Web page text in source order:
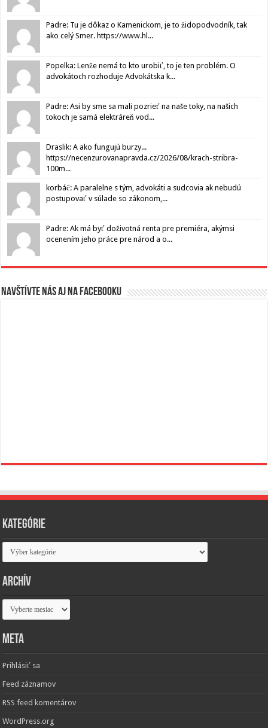
Padre: Tu je dôkaz o Kamenickom, je to židopodvodník, tak
ako celý Smer. https://www.hl...
Popelka: Lenže nemá to kto urobiť, to je ten problém. O
advokátoch rozhoduje Advokátska k...
Padre: Asi by sme sa mali pozrieť na naše toky, na našich
tokoch je samá elektráreň vod...
Draslik: A ako fungujú burzy...
https://necenzurovanapravda.cz/2026/08/krach-stribra-
100m...
korbáč: A paralelne s tým, advokáti a sudcovia ak nebudú
postupovať v súlade so zákonom,...
Padre: Ak má byť doživotná renta pre premiéra, akýmsi
ocenením jeho práce pre národ a o...
Navštívte nás aj na Facebooku
Kategórie
Kategórie
Archív
Archív
Meta
Prihlásiť sa
Feed záznamov
RSS feed komentárov
WordPress.org